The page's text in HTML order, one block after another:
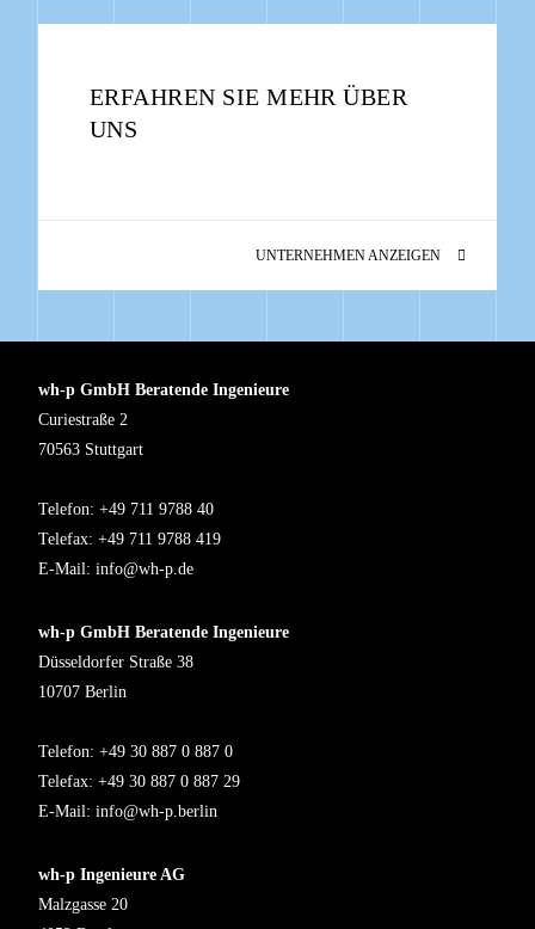
ERFAHREN SIE MEHR ÜBER
UNS
UNTERNEHMEN ANZEIGEN
wh-p GmbH Beratende Ingenieure
Curiestraße 2
70563 Stuttgart
Telefon: +49 711 9788 40
Telefax: +49 711 9788 419
E-Mail: info@wh-p.de
wh-p GmbH Beratende Ingenieure
Düsseldorfer Straße 38
10707 Berlin
Telefon: +49 30 887 0 887 0
Telefax: +49 30 887 0 887 29
E-Mail: info@wh-p.berlin
wh-p Ingenieure AG
Malzgasse 20